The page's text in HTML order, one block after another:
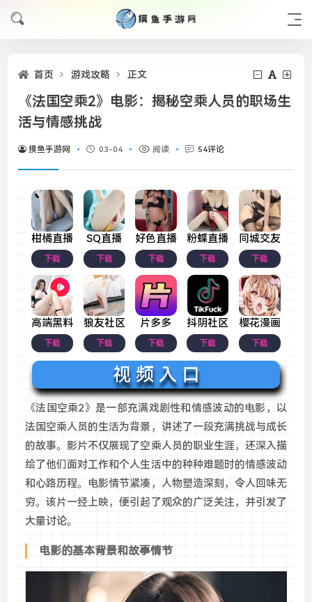
首页 游戏攻略 正文
《法国空乘2》电影：揭秘空乘人员的职场生
活与情感挑战
摸鱼手游网 03-04 阅读 54评论
柑橘直播
下载
SQ直播
下载
好色直播
下载
粉蝶直播
下载
同城交友
下载
高端黑料
下载
狼友社区
下载
片多多
下载
抖阴社区
下载
樱花漫画
下载
视 频 入 口
《法国空乘2》是一部充满戏剧性和情感波动的电影，以
法国空乘人员的生活为背景，讲述了一段充满挑战与成长
的故事。影片不仅展现了空乘人员的职业生涯，还深入描
绘了他们面对工作和个人生活中的种种难题时的情感波动
和心路历程。电影情节紧凑，人物塑造深刻，令人回味无
穷。该片一经上映，便引起了观众的广泛关注，并引发了
大量讨论。
电影的基本背景和故事情节